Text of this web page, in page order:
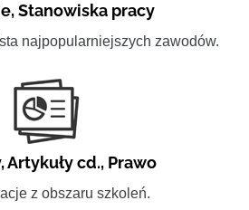
,Stanowiska pracy
najpopularniejszych zawodów.
,Artykuły cd., Prawo
z obszaru szkoleń.